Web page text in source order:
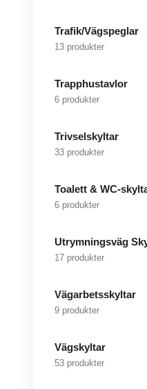
Trafik/Vägspeglar
13 produkter
Trapphustavlor
6 produkter
Trivselskyltar
33 produkter
Toalett & WC-
6 produkter
Utrymningsväg
17 produkter
Vägarbetsskyltar
9 produkter
Vägskyltar
53 produkter